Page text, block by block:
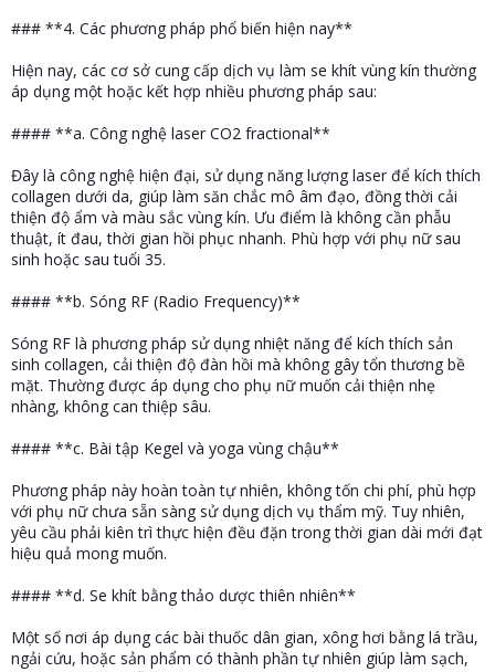
### **4. Các phương pháp phổ biến hiện nay**
Hiện nay, các cơ sở cung cấp dịch vụ làm se khít vùng kín thường
áp dụng một hoặc kết hợp nhiều phương pháp sau:
#### **a. Công nghệ laser CO2 fractional**
Đây là công nghệ hiện đại, sử dụng năng lượng laser để kích thích
collagen dưới da, giúp làm săn chắc mô âm đạo, đồng thời cải
thiện độ ẩm và màu sắc vùng kín. Ưu điểm là không cần phẫu
thuật, ít đau, thời gian hồi phục nhanh. Phù hợp với phụ nữ sau
sinh hoặc sau tuổi 35.
#### **b. Sóng RF (Radio Frequency)**
Sóng RF là phương pháp sử dụng nhiệt năng để kích thích sản
sinh collagen, cải thiện độ đàn hồi mà không gây tổn thương bề
mặt. Thường được áp dụng cho phụ nữ muốn cải thiện nhẹ
nhàng, không can thiệp sâu.
#### **c. Bài tập Kegel và yoga vùng chậu**
Phương pháp này hoàn toàn tự nhiên, không tốn chi phí, phù hợp
với phụ nữ chưa sẵn sàng sử dụng dịch vụ thẩm mỹ. Tuy nhiên,
yêu cầu phải kiên trì thực hiện đều đặn trong thời gian dài mới đạt
hiệu quả mong muốn.
#### **d. Se khít bằng thảo dược thiên nhiên**
Một số nơi áp dụng các bài thuốc dân gian, xông hơi bằng lá trầu,
ngải cứu, hoặc sản phẩm có thành phần tự nhiên giúp làm sạch,